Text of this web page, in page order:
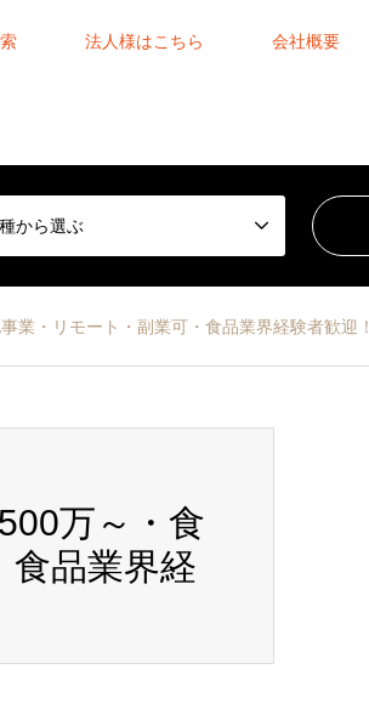
法人様はこちら 会社概要
から選ぶ
業・リモート・副業可・食品業界経験者歓迎！
万～・食
食品業界経